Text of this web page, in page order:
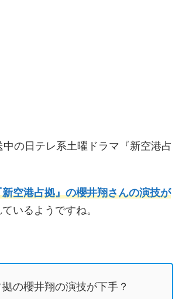
の日テレ系土曜ドラマ『新空港占
新空港占拠』の櫻井翔さんの演技が
いるようですね。
の櫻井翔の演技が下手？